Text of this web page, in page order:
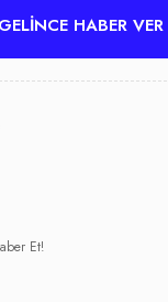
GELİNCE HABER VER
Et!